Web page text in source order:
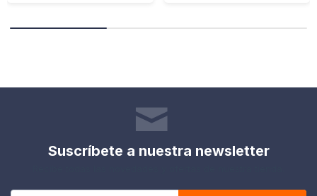
Suscríbete a nuestra newsletter